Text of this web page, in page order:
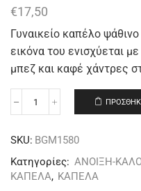
€17,50
Γυναικείο καπέλο
εικόνα του ενισχύεται
μπεζ και καφέ χάντρες
SKU: BGM1580
Κατηγορίες: ΑΝΟΙΞΗ-
ΚΑΠΕΛΑ, ΚΑΠΕΛΑ